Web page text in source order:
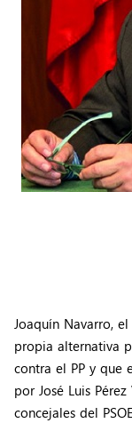
Joaquín Navarro,
propia alternativa
contra el PP y que
por José Luis
concejales del